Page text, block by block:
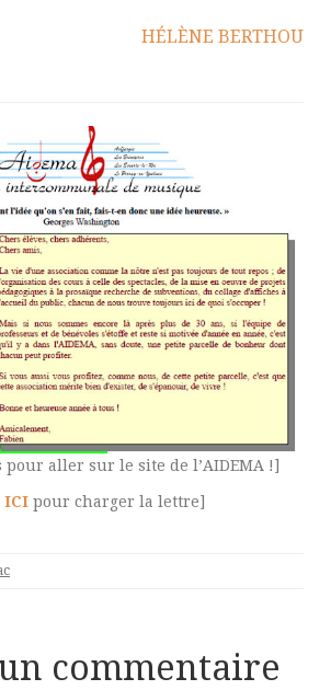
HÉLÈNE BERTHOU
pour aller sur le site de l’AIDEMA !]
ICI pour charger la lettre]
commentaire